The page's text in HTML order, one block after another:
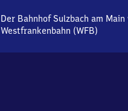
Der Bahnhof Sulzbach am
Westfrankenbahn (WFB)